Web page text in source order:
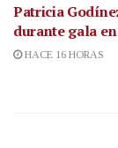
Patricia
durante gala
HACE 16 HORAS